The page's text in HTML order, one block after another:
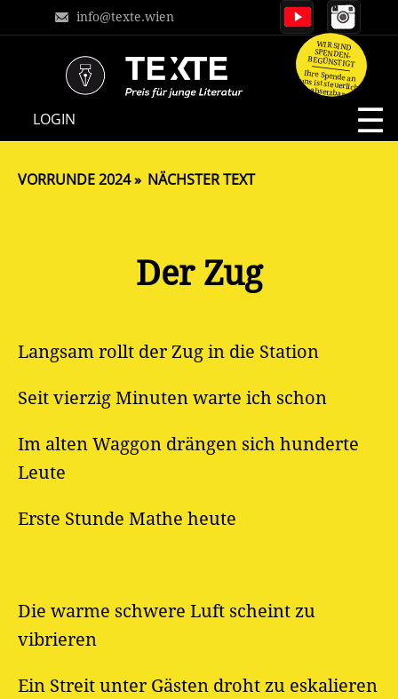
info@texte.wien
LOGIN
WIR SIND
SPENDEN-
BEGÜNSTIGT
Ihre Spende an
uns ist steuerlich
absetzbar.
Der Zug
Langsam rollt der Zug in die Station
Seit vierzig Minuten warte ich schon
Im alten Waggon drängen sich hunderte
Leute
Erste Stunde Mathe heute
Die warme schwere Luft scheint zu
vibrieren
Ein Streit unter Gästen droht zu eskalieren
VORRUNDE 2024 NÄCHSTER TEXT